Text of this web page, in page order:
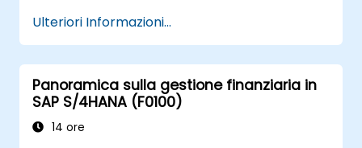
profitto nonché l’analisi della redditività.
Divenire esperti nell’utilizzo delle
applicazioni SAP Fiori per la generazione
di report finanziari e gestionali.
Ulteriori Informazioni...
Panoramica sulla gestione finanziaria in
SAP S/4HANA (F0100)
14 ore